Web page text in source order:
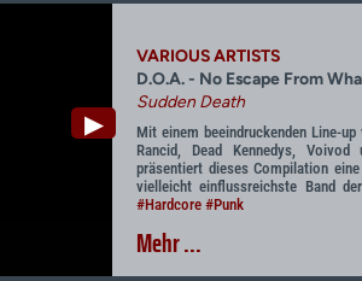
▶
VARIOUS ARTISTS
D.O.A. - No Escape From
Sudden Death
Mit einem beeindruckenden Line-
Rancid, Dead Kennedys,
präsentiert dieses Compilation
vielleicht einflussreichste Band
#Hardcore #Punk
Mehr ...